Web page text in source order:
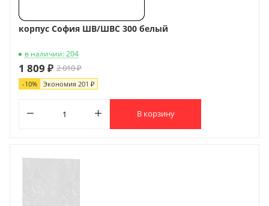
корпус София ШВ/ШВС 300 белый
в наличии: 204
1 809 ₽ 2 010 ₽
-10% Экономия 201 ₽
В корзину